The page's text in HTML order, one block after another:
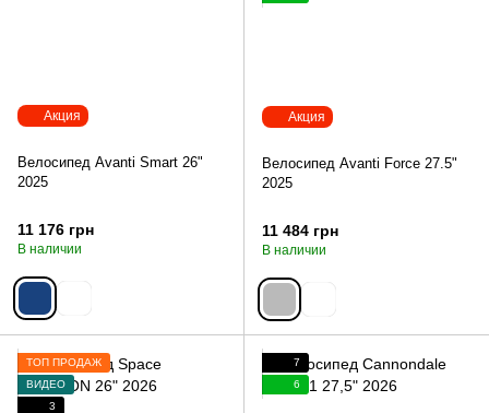
Акция
Велосипед Avanti Smart 26"
2025
11 176 грн
В наличии
Акция
Велосипед Avanti Force 27.5"
2025
11 484 грн
В наличии
ТОП ПРОДАЖ
ВИДЕО
3
7
6